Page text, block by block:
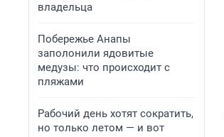
владельца
Побережье Анапы
заполонили ядовитые
медузы: что происходит с
пляжами
Рабочий день хотят сократить,
но только летом — и вот